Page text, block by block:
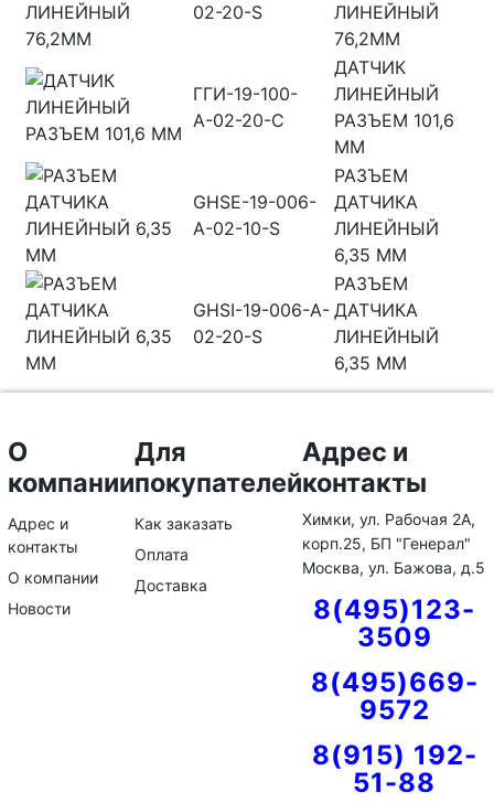
02-20-S
ЛИНЕЙНЫЙ
76,2ММ
ГГИ-19-100-
А-02-20-С
ДАТЧИК
ЛИНЕЙНЫЙ
РАЗЪЕМ 101,6
ММ
GHSE-19-006-
A-02-10-S
РАЗЪЕМ
ДАТЧИКА
ЛИНЕЙНЫЙ
6,35 ММ
GHSI-19-006-A-
02-20-S
РАЗЪЕМ
ДАТЧИКА
ЛИНЕЙНЫЙ
6,35 ММ
О
компании
Адрес и
контакты
О компании
Новости
Для
покупателей
Как заказать
Оплата
Доставка
Адрес и
контакты
Химки, ул. Рабочая 2А,
корп.25, БП "Генерал"
Москва, ул. Бажова, д.5
8(495)123-
3509
8(495)669-
9572
8(915) 192-
51-88